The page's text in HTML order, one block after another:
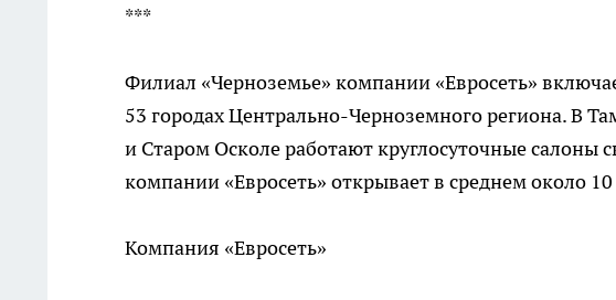
***
Филиал «Черноземье» компании «Евросеть»
53 городах Центрально-Черноземного региона. В
и Старом Осколе работают круглосуточные салоны
компании «Евросеть» открывает в среднем около
Компания «Евросеть»